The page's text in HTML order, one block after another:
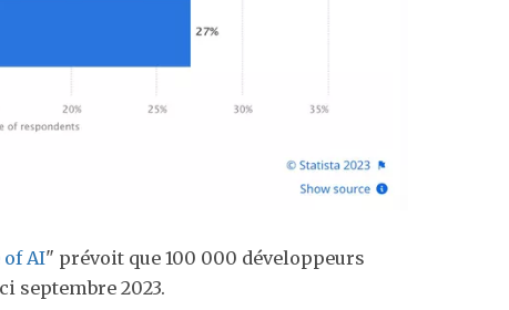
of AI" prévoit que 100 000 développeurs
septembre 2023​.